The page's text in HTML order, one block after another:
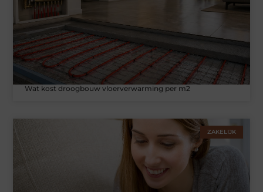
Wat kost droogbouw vloerverwarming per m2
ZAKELIJK